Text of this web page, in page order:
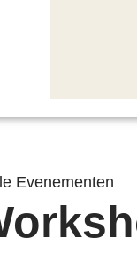
Evenementen